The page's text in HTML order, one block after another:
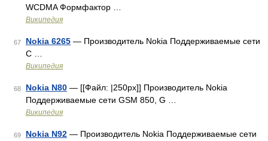
WCDMA Формфактор …
Википедия
67 Nokia 6265 — Производитель Nokia Поддерживаемые сети
C …
Википедия
68 Nokia N80 — [[Файл: |250px]] Производитель Nokia
Поддерживаемые сети GSM 850, G …
Википедия
69 Nokia N92 — Производитель Nokia Поддерживаемые сети